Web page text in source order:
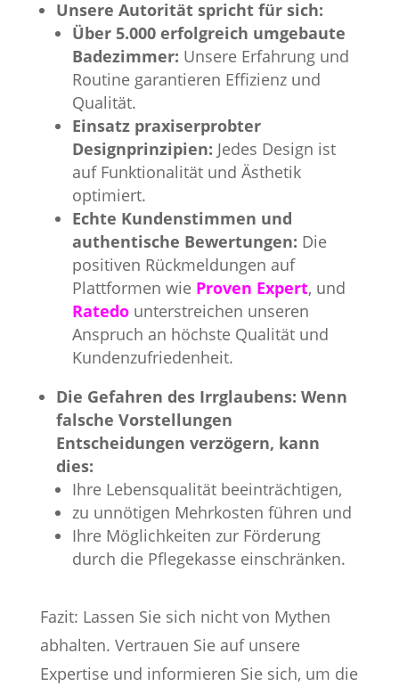
Unsere Autorität spricht für sich:
Über 5.000 erfolgreich umgebaute
Badezimmer: Unsere Erfahrung und
Routine garantieren Effizienz und
Qualität.
Einsatz praxiserprobter
Designprinzipien: Jedes Design ist
auf Funktionalität und Ästhetik
optimiert.
Echte Kundenstimmen und
authentische Bewertungen: Die
positiven Rückmeldungen auf
Plattformen wie Proven Expert, und
Ratedounterstreichen unseren
Anspruch an höchste Qualität und
Kundenzufriedenheit.
Die Gefahren des Irrglaubens: Wenn
falsche Vorstellungen
Entscheidungen verzögern, kann
dies:
Ihre Lebensqualität beeinträchtigen,
zu unnötigen Mehrkosten führen und
Ihre Möglichkeiten zur Förderung
durch die Pflegekasse einschränken.
Fazit: Lassen Sie sich nicht von Mythen
abhalten. Vertrauen Sie auf unsere
Expertise und informieren Sie sich, um die